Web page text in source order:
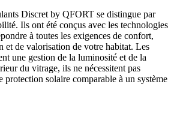
Discret by QFORT se distingue par
Ils ont été conçus avec les technologies
à toutes les exigences de confort,
et de valorisation de votre habitat. Les
une gestion de la luminosité et de la
du vitrage, ils ne nécessitent pas
protection solaire comparable à un système